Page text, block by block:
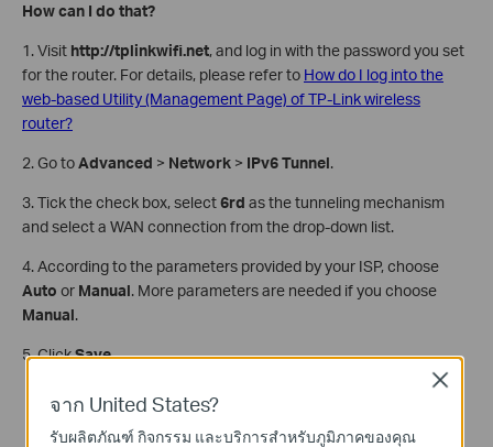
How can I do that?
1. Visit http://tplinkwifi.net, and log in with the password you set
for the router. For details, please refer to How do I log into the
web-based Utility (Management Page) of TP-Link wireless
router?
2. Go toAdvanced > Network > IPv6 Tunnel.
3. Tick the check box, select6rd as the tunneling mechanism
and select a WAN connection from the drop-down list.
4. According to the parameters provided by your ISP, choose
Auto or Manual. More parameters are needed if you choose
Manual.
5. ClickSave.
จาก United States?
รับผลิตภัณฑ์ กิจกรรม และบริการสำหรับภูมิภาคของคุณ
Close